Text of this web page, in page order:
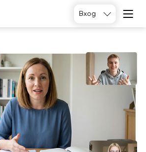
Вход
Подберете